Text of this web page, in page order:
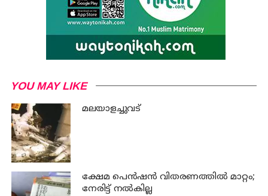
YOU MAY LIKE
മലയാളച്ചുവട്
ക്ഷേമ പെന്‍ഷന്‍ വിതരണത്തില്‍ മാറ്റം;
നേരിട്ട് നല്‍കില്ല